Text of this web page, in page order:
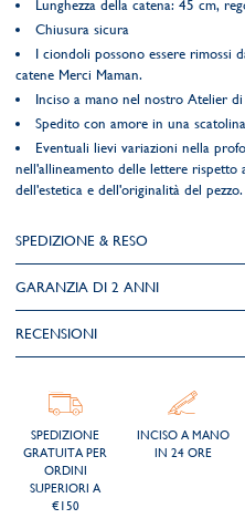
Lunghezza della catena: 45 cm,
Chiusura sicura
I ciondoli possono essere rimossi
catene Merci Maman.
Inciso a mano nel nostro Atelier di
Spedito con amore in una
Eventuali lievi variazioni nella
nell'allineamento delle lettere rispetto
dell'estetica e dell'originalità del pezzo.
SPEDIZIONE & RESO
GARANZIA DI 2 ANNI
RECENSIONI
SPEDIZIONE
GRATUITA PER
ORDINI
SUPERIORI A
€150
INCISO A MANO
IN 24 ORE